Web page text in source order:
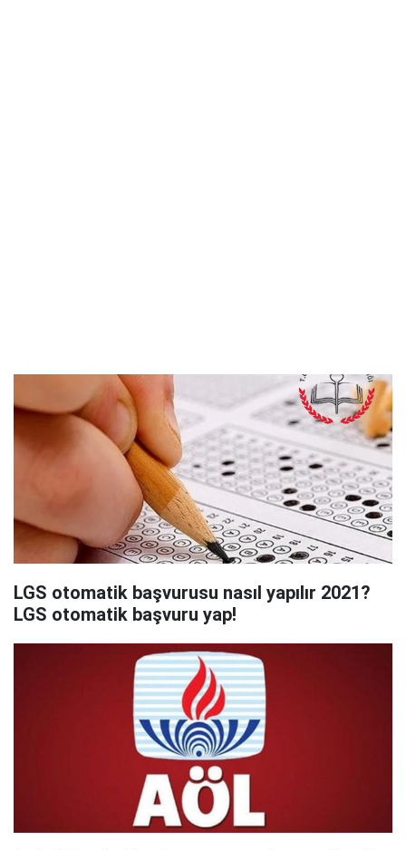
LGS otomatik başvurusu nasıl yapılır 2021?
LGS otomatik başvuru yap!